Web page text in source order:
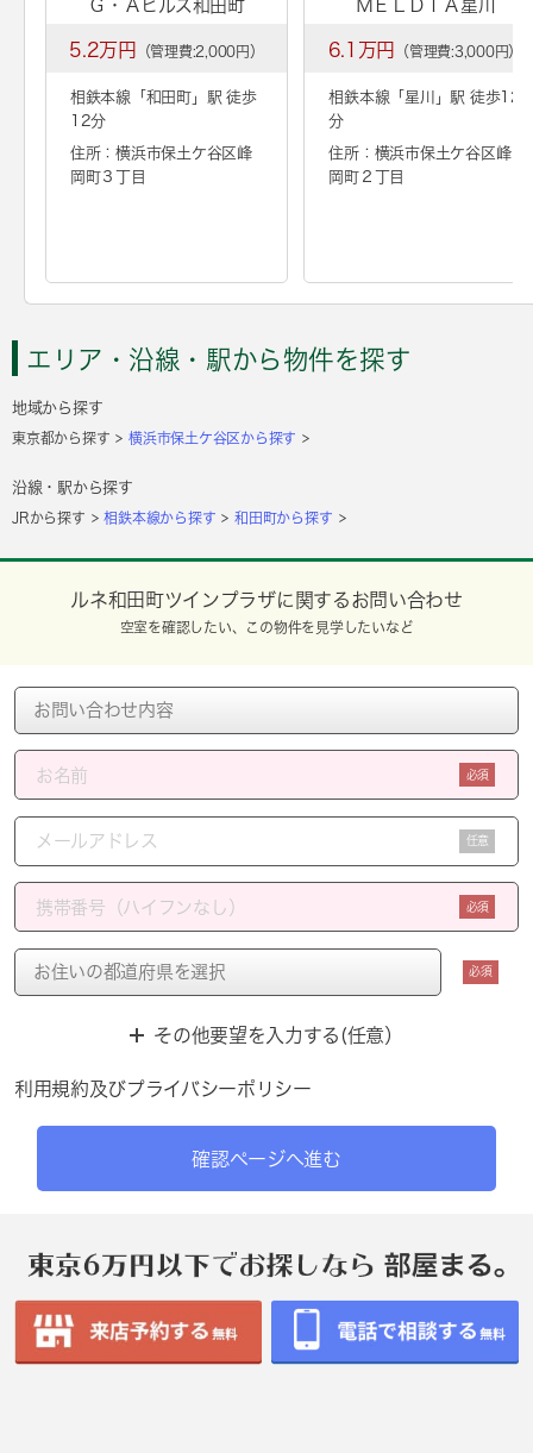
Ｇ・Ａヒルズ和田町
5.2万円 （管理費:2,000円）
相鉄本線「 和田町」駅 徒歩
12分
住所：横浜市保土ケ谷区峰
岡町３丁目
ＭＥＬＤＩＡ星川
6.1万円 （管理費:3,000円）
相鉄本線「 星川
」駅 徒歩12
分
住所：横浜市保土ケ谷区峰
岡町２丁目
エリア・沿線・駅から物件を探す
地域から探す
東京都から探す 横浜市保土ケ谷区から探す
沿線・駅から探す
JRから探す 相鉄本線から探す 和田町から探す
ルネ和田町ツインプラザに関するお問い合わせ
空室を確認したい、この物件を見学したいなど
必須
任意
必須
必須
その他要望を入力する(任意）
利用規約及びプライバシーポリシー
確認ページへ進む